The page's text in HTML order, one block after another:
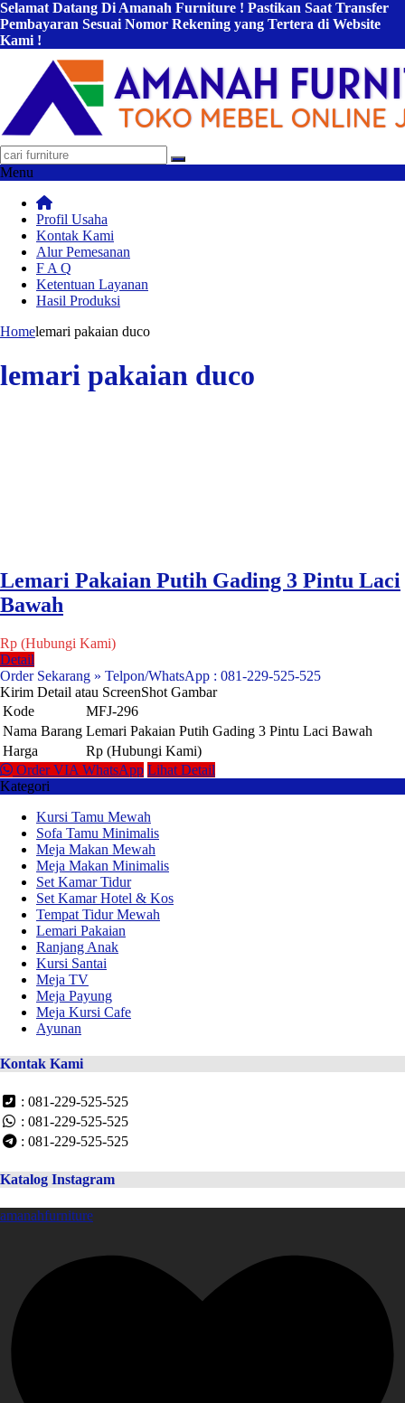
Selamat Datang Di Amanah Furniture ! Pastikan Saat Transfer
Pembayaran Sesuai Nomor Rekening yang Tertera di Website
Kami !
Menu
Profil Usaha
Kontak Kami
Alur Pemesanan
F A Q
Ketentuan Layanan
Hasil Produksi
Homelemari pakaian duco
lemari pakaian duco
Lemari Pakaian Putih Gading 3 Pintu Laci
Bawah
Rp (Hubungi Kami)
Detail
Order Sekarang » Telpon/WhatsApp : 081-229-525-525
Kirim Detail atau ScreenShot Gambar
Kode
MFJ-296
Nama Barang Lemari Pakaian Putih Gading 3 Pintu Laci Bawah
Harga
Rp (Hubungi Kami)
Order VIA WhatsApp Lihat Detail
Kategori
Kursi Tamu Mewah
Sofa Tamu Minimalis
Meja Makan Mewah
Meja Makan Minimalis
Set Kamar Tidur
Set Kamar Hotel & Kos
Tempat Tidur Mewah
Lemari Pakaian
Ranjang Anak
Kursi Santai
Meja TV
Meja Payung
Meja Kursi Cafe
Ayunan
Kontak Kami
: 081-229-525-525
: 081-229-525-525
: 081-229-525-525
Katalog Instagram
amanahfurniture